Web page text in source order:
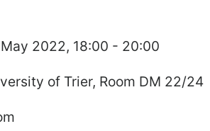
May 2022, 18:00 - 20:00
of Trier, Room DM 22/24